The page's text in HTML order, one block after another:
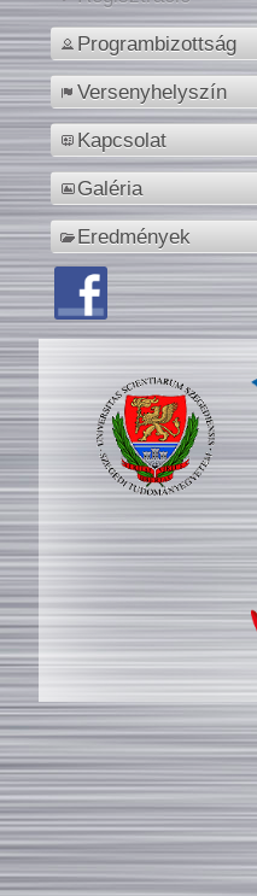
Programbizottság
Versenyhelyszín
Kapcsolat
Galéria
Eredmények